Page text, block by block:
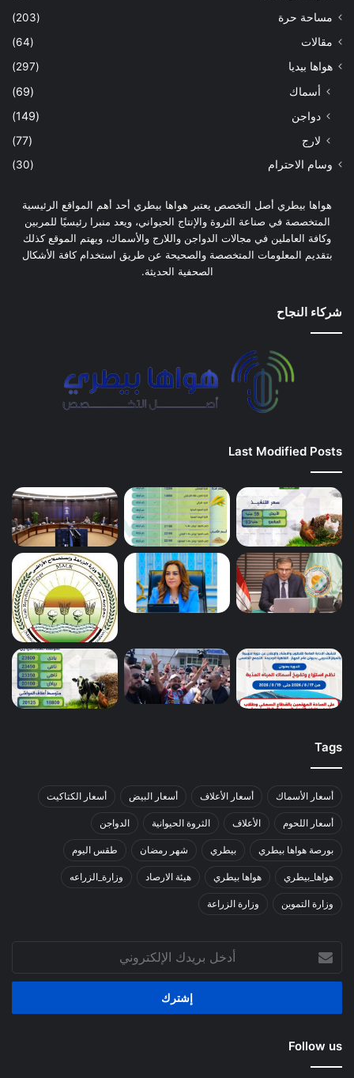
مساحة حرة
(203)
مقالات
(64)
هواها بيديا
(297)
أسماك
(69)
دواجن
(149)
لارج
(77)
وسام الاحترام (30)
هواها بيطري أصل التخصص يعتبر هواها بيطري أحد أهم المواقع الرئيسية
المتخصصة في صناعة الثروة والإنتاج الحيواني، ويعد منبرا رئيسيًا للمربين
وكافة العاملين في مجالات الدواجن واللارج والأسماك، ويهتم الموقع كذلك
بتقديم المعلومات المتخصصة والصحيحة عن طريق استخدام كافة الأشكال
الصحفية الحديثة.
شركاء النجاح
Last Modified Posts
Tags
أسعار الأسماك أسعار الأعلاف أسعار البيض أسعار الكتاكيت
أسعار اللحوم الأعلاف الثروة الحيوانية الدواجن
بورصة هواها بيطري بيطري شهر رمضان طقس اليوم
هواها_بيطري هواها بيطري هيئة الارصاد وزارة_الزراعه
وزارة التموين وزارة الزراعة
بريدك
الإلكتروني
Follow us